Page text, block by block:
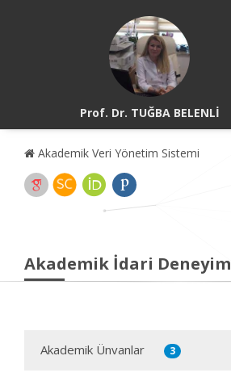
Prof. Dr. TUĞBA BELENLİ
Akademik Veri Yönetim Sistemi
Akademik İdari Deneyim
Akademik Ünvanlar 3